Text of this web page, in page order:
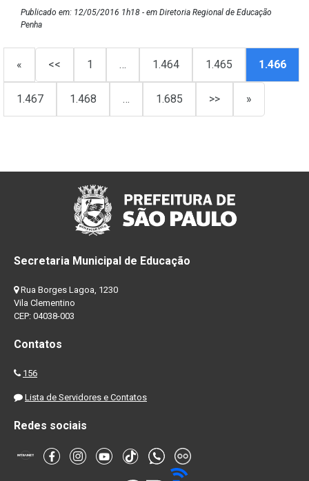
Publicado em: 12/05/2016 1h18 - em Diretoria Regional de Educação
Penha
« << 1 … 1.464 1.465 1.466
1.467 1.468 … 1.685 >> »
Secretaria Municipal de Educação
Rua Borges Lagoa, 1230
Vila Clementino
CEP: 04038-003
Contatos
156
Lista de Servidores e Contatos
Redes sociais